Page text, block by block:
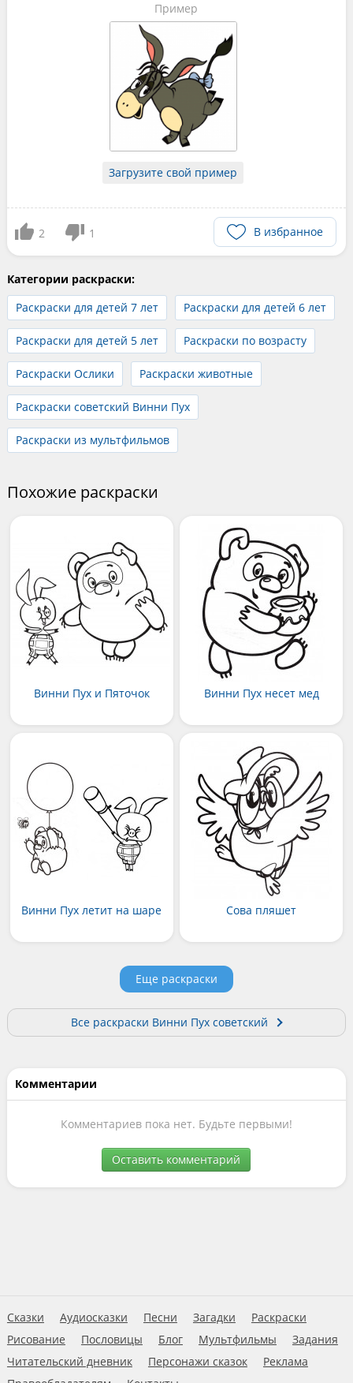
Пример
Загрузите свой пример
2 1 В избранное
Категории раскраски:
Раскраски для детей 7 лет
Раскраски для детей 6 лет
Раскраски для детей 5 лет Раскраски по возрасту
Раскраски Ослики Раскраски животные
Раскраски советский Винни Пух
Раскраски из мультфильмов
Похожие раскраски
Винни Пух и Пяточок Винни Пух несет мед
Винни Пух летит на шаре Сова пляшет
Еще раскраски
Все раскраски Винни Пух советский
Комментарии
Комментариев пока нет. Будьте первыми!
Оставить комментарий
Сказки Аудиосказки Песни Загадки
Раскраски
Рисование
Пословицы Блог Мультфильмы
Задания
Читательский дневник
Персонажи сказок
Реклама